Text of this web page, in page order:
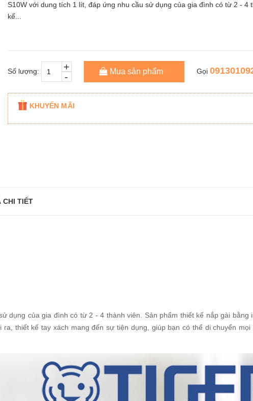
S10W với dung tích 1 lít, đáp ứng nhu cầu sử dụng của gia đình có từ 2 - 4
kế...
Số lượng: -
+ Mua sản phẩm Gọi
KHUYẾN MÃI
CHI TIẾT
dụng của gia đình có từ 2 - 4 thành viên. Sản phẩm thiết kế nắp gài bằng
thiết kế tay xách mang đến sự tiện dụng, giúp bạn có thể di chuyển